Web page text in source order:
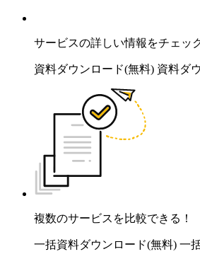
サービスの詳しい情報をチェッ
資料ダウンロード(無料) 資料ダ
複数のサービスを比較できる！
一括資料ダウンロード(無料) 一